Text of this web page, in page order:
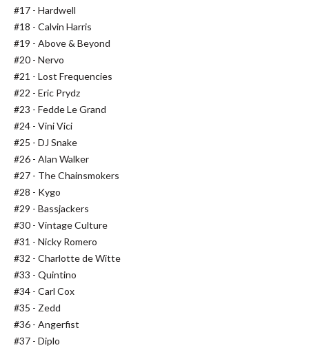
#17 - Hardwell
#18 - Calvin Harris
#19 - Above & Beyond
#20 - Nervo
#21 - Lost Frequencies
#22 - Eric Prydz
#23 - Fedde Le Grand
#24 - Vini Vici
#25 - DJ Snake
#26 - Alan Walker
#27 - The Chainsmokers
#28 - Kygo
#29 - Bassjackers
#30 - Vintage Culture
#31 - Nicky Romero
#32 - Charlotte de Witte
#33 - Quintino
#34 - Carl Cox
#35 - Zedd
#36 - Angerfist
#37 - Diplo